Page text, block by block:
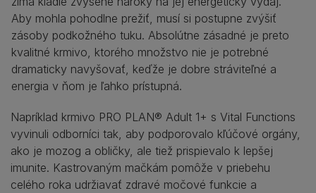
Aby mohla pohodlne prežiť, musí si postupne zvýšiť
zásoby podkožného tuku. Absolútne zásadné je preto
kvalitné krmivo, ktorého množstvo nie je potrebné
dramaticky navyšovať, keďže je dobre stráviteľné a
energia v ňom je ľahko prístupná.
Napríklad krmivo PRO PLAN® Adult 1+ s Vital Functions
vyvinuli odborníci tak, aby podporovalo kľúčové orgány,
ako je mozog a obličky, ale tiež prispievalo k lepšej
imunite. Kastrovaným mačkám pomôže v priebehu
celého roka udržiavať zdravé močové funkcie a